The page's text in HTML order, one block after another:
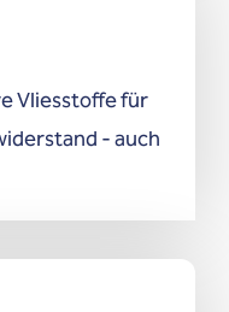
Vliesstoffe für
- auch